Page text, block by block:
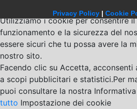
Privacy Policy | Cookie
Utilizziamo i cookie per consentire
funzionamento e la sicurezza del
essere sicuri che tu possa avere la
nostro sito.
Facendo clic su Accetta,
a scopi pubblicitari e statistici.Per
puoi consultare la nostra
tutto Impostazione dei cookie